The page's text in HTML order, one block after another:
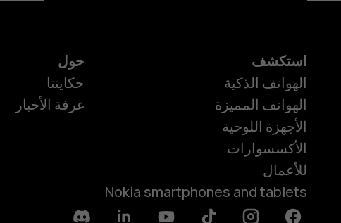
استكشف
الهواتف الذكية
الهواتف المميزة
الأجهزة اللوحية
الأكسسوارات
للأعمال
Nokia smartphones and tablets
حول
حكايتنا
غرفة الأخبار